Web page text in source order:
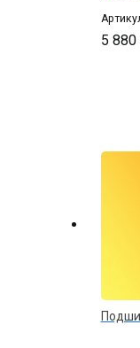
5 880